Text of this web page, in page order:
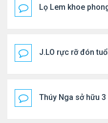
Lọ Lem khoe
J.LO rực rỡ đón
Thúy Nga sở hữu 3